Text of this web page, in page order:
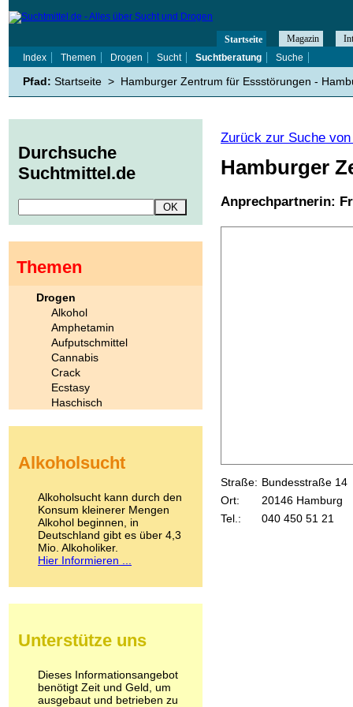
Zurück zur Suche
Hamburger
Anprechpartnerin:
Straße: Bundesstraße 14
Ort:
20146 Hamburg
Tel.:
040 450 51 21
Startseite Magazin
Index
Themen Drogen Sucht Suchtberatung Suche
Pfad: Startseite > Hamburger Zentrum für Essstörungen -
Durchsuche
Suchtmittel.de
Themen
Drogen
Alkohol
Amphetamin
Aufputschmittel
Cannabis
Crack
Ecstasy
Haschisch
Kokain
LSD
Marihuana
Medikamente
Meskalin
Metamphetamin
Methadon
Pilze
Psychopharmaka
Schlafmittel
Schmerzmittel
Alkoholsucht
Alkoholsucht kann durch den
Konsum kleinerer Mengen
Alkohol beginnen, in
Deutschland gibt es über 4,3
Mio. Alkoholiker.
Hier Informieren ...
Unterstütze uns
Dieses Informationsangebot
benötigt Zeit und Geld, um
ausgebaut und betrieben zu